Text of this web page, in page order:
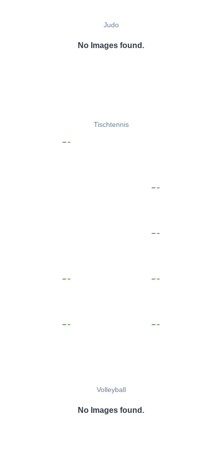
Judo
No Images found.
Tischtennis
Volleyball
No Images found.